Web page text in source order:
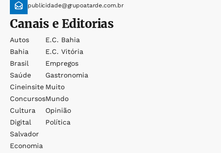
publicidade@grupoatarde.com.br
Canais e Editorias
Autos
Bahia
Brasil
Saúde
Cineinsite
Concursos
Cultura
Digital
Salvador
Economia
E.c. Bahia
E.c. Vitória
Empregos
Gastronomia
Muito
Mundo
Opinião
Política